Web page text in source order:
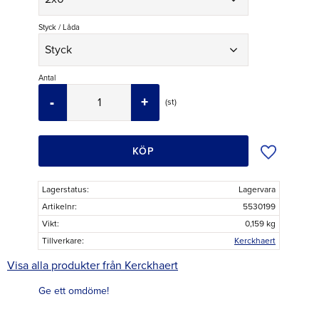
Styck / Låda
Antal
st
+
-
KÖP Lägg till i
Lagerstatus
Lagervara
Artikelnr
5530199
Vikt
0,159 kg
Tillverkare
Kerckhaert
Visa alla produkter från Kerckhaert
Ge ett omdöme!